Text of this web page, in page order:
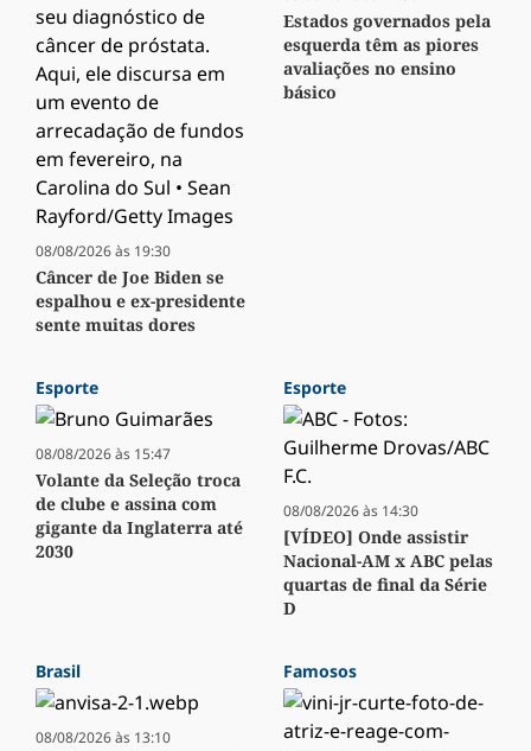
08/08/2026 às 19:30
Câncer de Joe Biden se
espalhou e ex-presidente
sente muitas dores
Estados governados pela
esquerda têm as piores
avaliações no ensino
básico
Esporte
08/08/2026 às 15:47
Volante da Seleção troca
de clube e assina com
gigante da Inglaterra até
2030
Esporte
08/08/2026 às 14:30
[VÍDEO] Onde assistir
Nacional-AM x ABC pelas
quartas de final da Série
D
Brasil
08/08/2026 às 13:10
Famosos